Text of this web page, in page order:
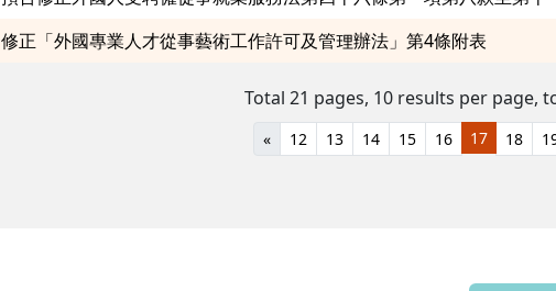
修正「外國專業人才從事藝術工作許可及管理辦法」第4條附表
Total 21 pages, 10 results per page,
« 12 13 14 15 16 17 18